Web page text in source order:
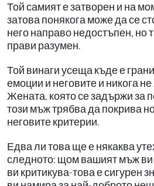
Той самият е затворен и на
затова понякога може да се
него направо недостъпен, но
прави разумен.
Той винаги усеща къде е
емоции и неговите и никога
Жената, която се задържи за
този мъж трябва да покрива
неговите критерии.
Едва ли това ще е някаква
следното: щом вашият мъж ви
ви критикува-това е сигурен